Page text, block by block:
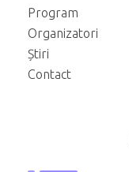
Program
Organizatori
Știri
Contact